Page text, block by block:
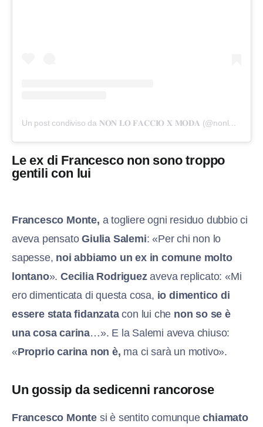
Un post condiviso da 𝐍𝐎𝐍 𝐋𝐎 𝐅𝐀𝐂𝐂𝐈𝐎 𝐗 𝐌𝐎𝐃𝐀 (@nonlofaccioxmoda)
Le ex di Francesco non sono troppo
gentili con lui
Francesco Monte, a togliere ogni residuo dubbio ci
aveva pensatoGiulia Salemi: «Per chi non lo
sapesse, noi abbiamo un ex in comune molto
lontano».Cecilia Rodriguezaveva replicato: «Mi
ero dimenticata di questa cosa, io dimentico di
essere stata fidanzatacon lui che non so se è
una cosa carina…». E la Salemi aveva chiuso:
«Proprio carina non è, ma ci sarà un motivo».
Un gossip da sedicenni rancorose
Francesco Monte si è sentito comunquechiamato